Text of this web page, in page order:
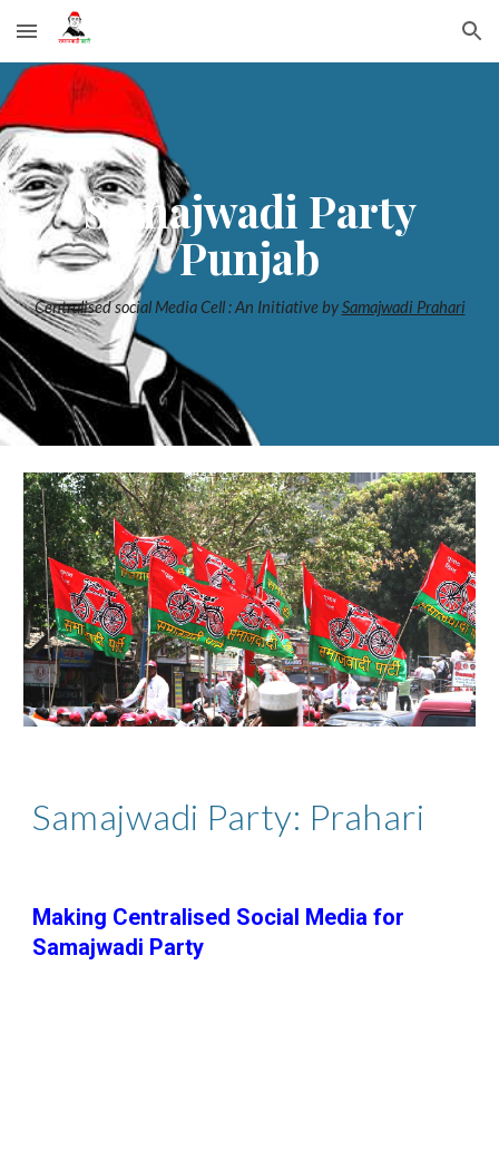
Skip to main content Skip to navigation
Samajwadi Party
Punjab
Centralised social Media Cell : An Initiative bySamajwadi Prahari
Samajwadi Party: Prahari
Making Centralised Social Media for
Samajwadi Party